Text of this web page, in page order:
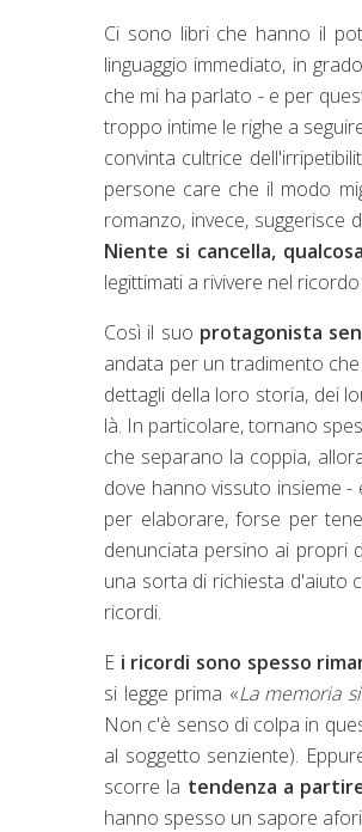
Ci sono libri che hanno il
linguaggio immediato, in
che mi ha parlato - e per
troppo intime le righe a
convinta cultrice
persone care che il modo
romanzo, invece, suggerisce
Niente si cancella,
legittimati a rivivere nel
Così il suo protagonista
andata per un tradimento
dettagli della loro storia, dei
là. In particolare, tornano
che separano la coppia,
dove hanno vissuto insieme
per elaborare, forse per
denunciata persino ai propri
una sorta di richiesta d'aiuto
ricordi.
E i ricordi sono spesso
si legge prima «La memoria
Non c'è senso di colpa in
al soggetto senziente).
scorre la tendenza a
hanno spesso un sapore